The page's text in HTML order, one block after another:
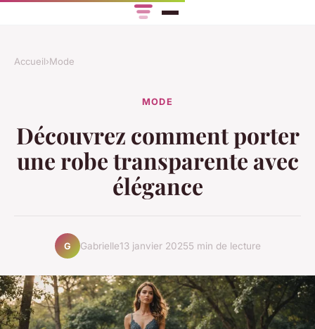
Accueil›Mode
MODE
Découvrez comment porter
une robe transparente avec
élégance
G Gabrielle13 janvier 20255 min de lecture